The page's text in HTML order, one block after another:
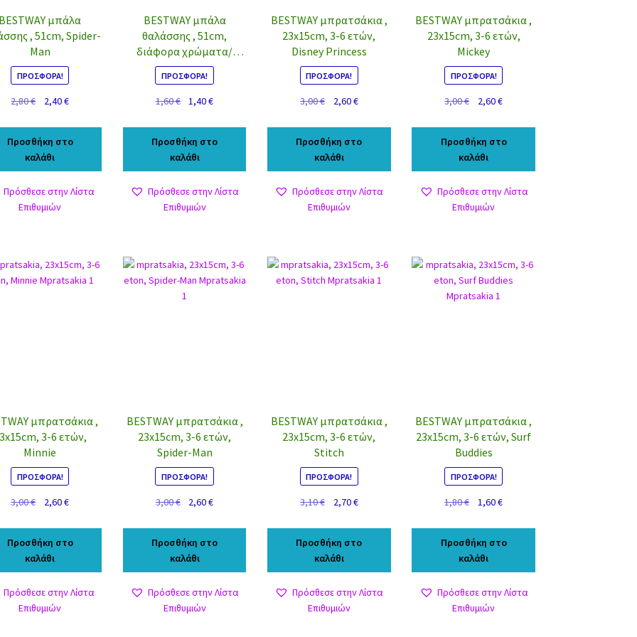
μπάλα
, 51cm, Spider-
Man
ΠΡΟΣΦΟΡΆ!
2,80€
Original
2,80 €.
2,40€Η
είναι:
Προσθήκη στο
καλάθι
Πρόσθεσε στην Λίστα
Επιθυμιών
BESTWAY μπάλα
θαλάσσης , 51cm,
διάφορα χρώματα/
σχέδια, 1τμχ
ΠΡΟΣΦΟΡΆ!
1,60€
Original
1,60 €.
1,40€Η
είναι:
Προσθήκη στο
καλάθι
Πρόσθεσε στην Λίστα
Επιθυμιών
BESTWAY μπρατσάκια ,
23x15cm, 3-6 ετών,
Disney Princess
ΠΡΟΣΦΟΡΆ!
3,00€
Original
3,00 €.
2,60€Η
είναι:
Προσθήκη στο
καλάθι
Πρόσθεσε στην Λίστα
Επιθυμιών
BESTWAY μπρατσάκια ,
23x15cm, 3-6 ετών,
Mickey
ΠΡΟΣΦΟΡΆ!
3,00€
Original
3,00 €.
2,60€Η
είναι:
Προσθήκη στο
καλάθι
Πρόσθεσε στην Λίστα
Επιθυμιών
μπρατσάκια ,
3-6 ετών,
Minnie
ΠΡΟΣΦΟΡΆ!
3,00€
Original
3,00 €.
2,60€Η
είναι:
Προσθήκη στο
καλάθι
Πρόσθεσε στην Λίστα
Επιθυμιών
BESTWAY μπρατσάκια ,
23x15cm, 3-6 ετών,
Spider-Man
ΠΡΟΣΦΟΡΆ!
3,00€
Original
3,00 €.
2,60€Η
είναι:
Προσθήκη στο
καλάθι
Πρόσθεσε στην Λίστα
Επιθυμιών
BESTWAY μπρατσάκια ,
23x15cm, 3-6 ετών,
Stitch
ΠΡΟΣΦΟΡΆ!
3,10€
Original
3,10 €.
2,70€Η
είναι:
Προσθήκη στο
καλάθι
Πρόσθεσε στην Λίστα
Επιθυμιών
BESTWAY μπρατσάκια ,
23x15cm, 3-6 ετών, Surf
Buddies
ΠΡΟΣΦΟΡΆ!
1,80€
Original
1,80 €.
1,60€Η
είναι:
Προσθήκη στο
καλάθι
Πρόσθεσε στην Λίστα
Επιθυμιών